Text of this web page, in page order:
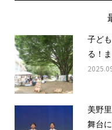
子ど
る！
美野
舞台